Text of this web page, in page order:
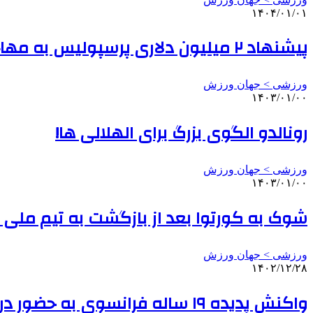
۱۴۰۴/۰۱/۰۱
پیشنهاد ۲ میلیون دلاری پرسپولیس به مهاجم سابق الهلال
ورزشی > جهان ورزش
۱۴۰۳/۰۱/۰۰
رونالدو الگوی بزرگ برای الهلالی ها!
ورزشی > جهان ورزش
۱۴۰۳/۰۱/۰۰
شوک به کورتوا بعد از بازگشت به تیم ملی
ورزشی > جهان ورزش
۱۴۰۲/۱۲/۲۸
واکنش پدیده ۱۹ ساله فرانسوی به حضور در تیم ملی